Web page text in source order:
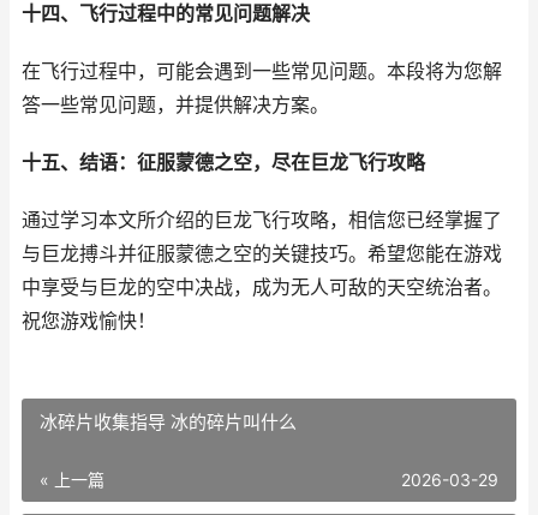
十四、飞行过程中的常见问题解决
在飞行过程中，可能会遇到一些常见问题。本段将为您解
答一些常见问题，并提供解决方案。
十五、结语：征服蒙德之空，尽在巨龙飞行攻略
通过学习本文所介绍的巨龙飞行攻略，相信您已经掌握了
与巨龙搏斗并征服蒙德之空的关键技巧。希望您能在游戏
中享受与巨龙的空中决战，成为无人可敌的天空统治者。
祝您游戏愉快！
冰碎片收集指导 冰的碎片叫什么
« 上一篇 2026-03-29